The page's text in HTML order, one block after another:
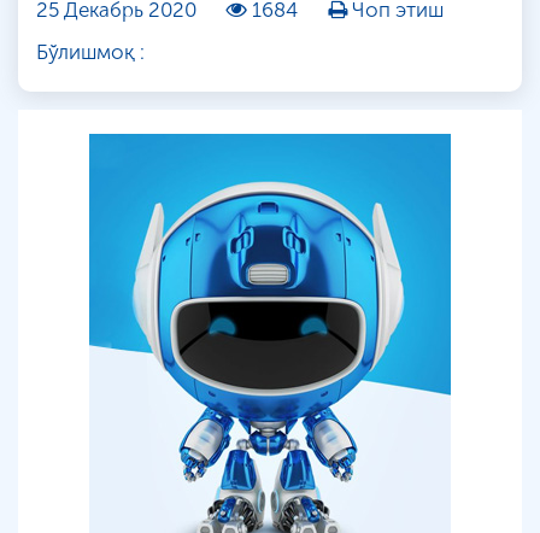
25 Декабрь 2020
1684
Чоп этиш
Бўлишмоқ :